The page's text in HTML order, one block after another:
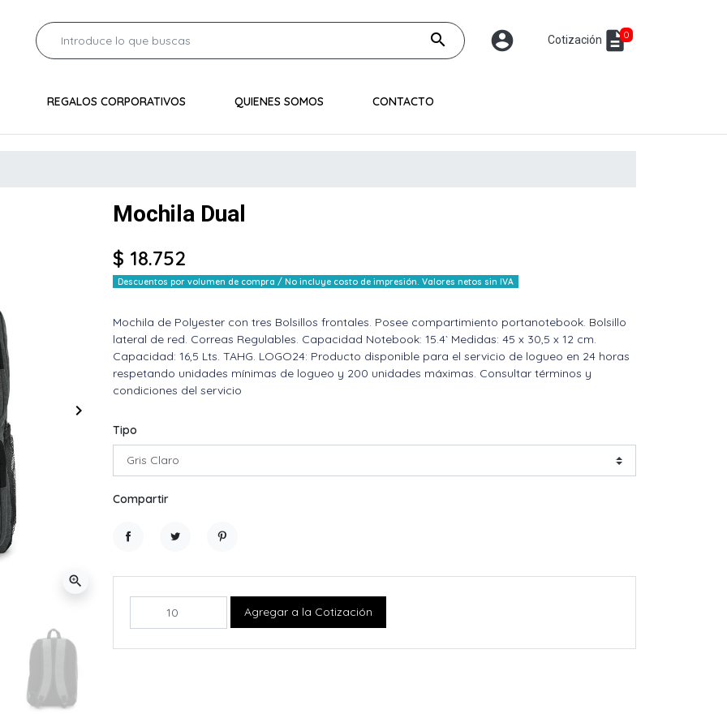
search account_circle Cotización description0
REGALOS CORPORATIVOS QUIENES SOMOS CONTACTO
Siguiente
keyboard_arrow_right
zoom_in
Mochila Dual
$ 18.752
Descuentos por volumen de compra / No incluye costo de impresión. Valores netos sin IVA
Mochila de Polyester con tres Bolsillos frontales. Posee compartimiento portanotebook. Bolsillo
lateral de red. Correas Regulables. Capacidad Notebook: 15.4` Medidas: 45 x 30,5 x 12 cm.
Capacidad: 16,5 Lts. TAHG. LOGO24: Producto disponible para el servicio de logueo en 24 horas
respetando unidades mínimas de logueo y 200 unidades máximas. Consultar términos y
condiciones del servicio
Tipo
Compartir
Agregar a la Cotización